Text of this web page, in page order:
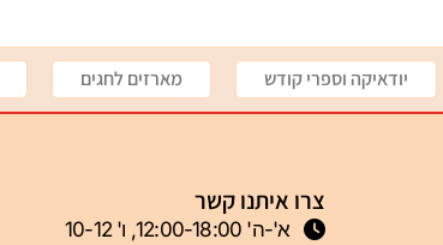
יודאיקה וספרי קודש מארזים לחגים
צרו איתנו קשר
א'-ה' 12:00-18:00, ו' 10-12